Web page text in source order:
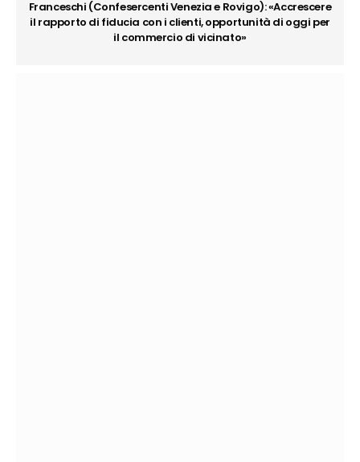
Franceschi (Confesercenti Venezia e Rovigo): «Accrescere
il rapporto di fiducia con i clienti, opportunità di oggi per
il commercio di vicinato»